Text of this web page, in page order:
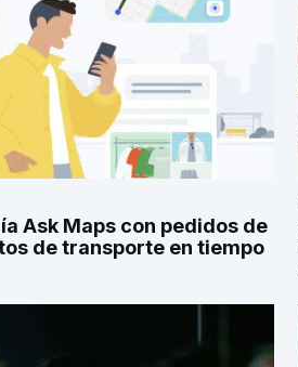
Ask Maps con pedidos de
de transporte en tiempo